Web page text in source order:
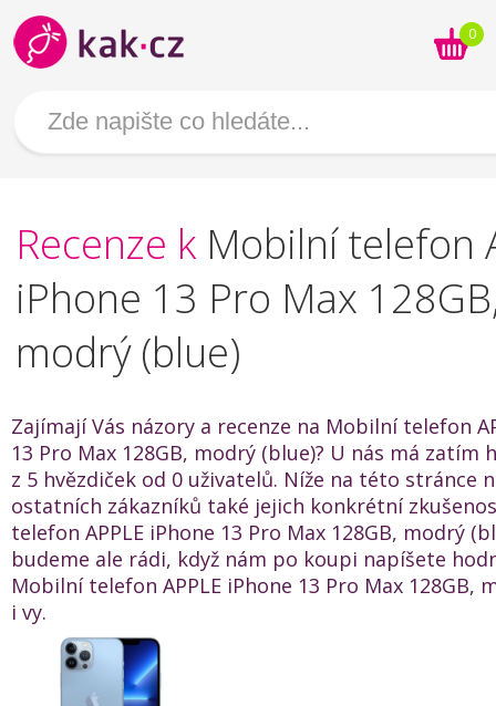
0
Recenze k Mobilní telefon
iPhone 13 Pro Max
modrý (blue)
Zajímají Vás názory a recenze na Mobilní telefon
13 Pro Max 128GB, modrý (blue)? U nás má zatím
z 5 hvězdiček od 0 uživatelů. Níže na této stránce
ostatních zákazníků také jejich konkrétní
telefon APPLE iPhone 13 Pro Max 128GB, modrý
budeme ale rádi, když nám po koupi napíšete
Mobilní telefon APPLE iPhone 13 Pro Max 128GB,
i vy.